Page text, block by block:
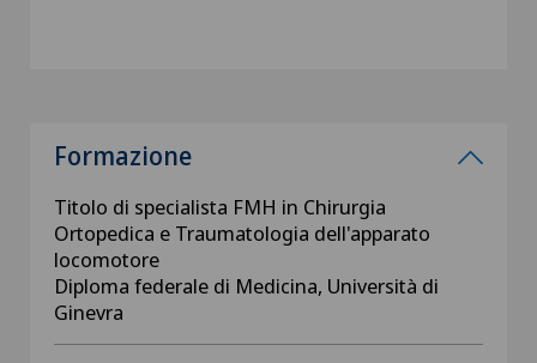
Formazione
Titolo di specialista FMH in Chirurgia
Ortopedica e Traumatologia dell'apparato
locomotore
Diploma federale di Medicina, Università di
Ginevra